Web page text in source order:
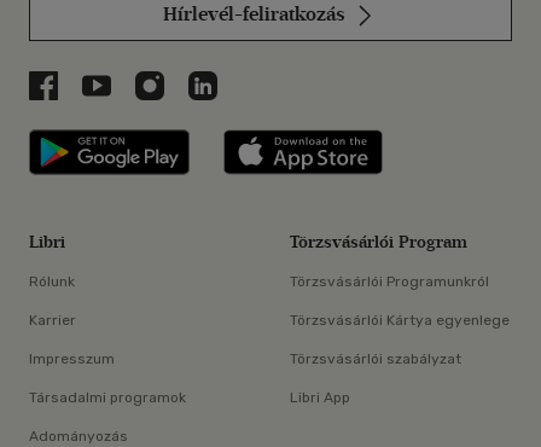
Hírlevél-feliratkozás
Libri a Facebookon
Libri a Youtube-on
Libri az Instagramon
Libri a LinkedInen
Libri applikáció Szerezd meg: Google
Libri
Rólunk
Karrier
Impresszum
Társadalmi programok
Adományozás
Törzsvásárlói Program
Törzsvásárlói Programunkról
Törzsvásárlói Kártya egyenlege
Törzsvásárlói szabályzat
Libri App